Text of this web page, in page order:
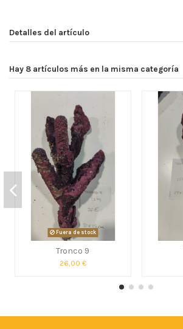
Detalles del artículo
Hay 8 artículos más en la misma categoría
Fuera de stock
Tronco 9
26,00 €